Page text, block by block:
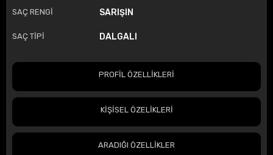
SAÇ RENGİ SARIŞIN
SAÇ TİPİ DALGALI
PROFİL ÖZELLİKLERİ
KİŞİSEL ÖZELİKLERİ
ARADIĞI ÖZELLİKLER